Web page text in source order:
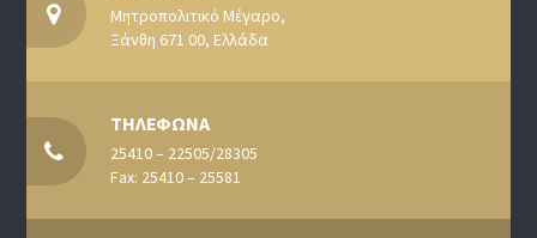
Μητροπολιτικό Μέγαρο,
Ξάνθη 671 00, Ελλάδα
ΤΗΛΕΦΩΝΑ
25410 – 22505/28305
Fax: 25410 – 25581